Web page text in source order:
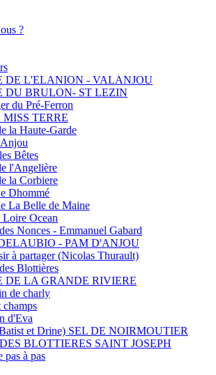
?
DE L'ELANION - VALANJOU
DU BRULON- ST LEZIN
du Pré-Ferron
TERRE
la Haute-Garde
Bêtes
l'Angelière
la Corbiere
Dhommé
La Belle de Maine
Loire Ocean
Nonces - Emmanuel Gabard
- PAM D'ANJOU
à partager (Nicolas Thurault)
Blottières
DE LA GRANDE RIVIERE
de charly
d'Eva
et Drine) SEL DE NOIRMOUTIER
BLOTTIERES SAINT JOSEPH
pas à pas